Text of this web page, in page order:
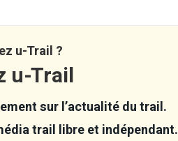
u-Trail ?
u-Trail
sur l’actualité du trail.
trail libre et indépendant.